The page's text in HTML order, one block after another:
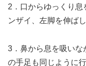
2．口からゆっくり
ンザイ、左脚を伸ば
3．鼻から息を吸いな
の手足も同じように行